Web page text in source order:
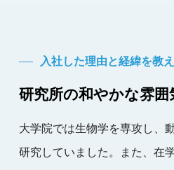
入社した理由と経緯を教
研究所の和やかな雰囲
大学院では生物学を専攻し、
研究していました。また、在